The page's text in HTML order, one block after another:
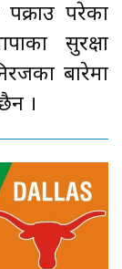
परेका
सुरक्षा
बारेमा
।